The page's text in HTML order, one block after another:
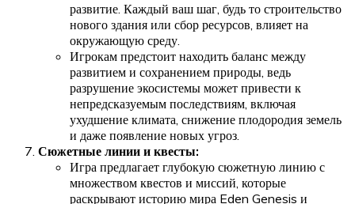
развитие. Каждый ваш шаг, будь то строительство
нового здания или сбор ресурсов, влияет на
окружающую среду.
Игрокам предстоит находить баланс между
развитием и сохранением природы, ведь
разрушение экосистемы может привести к
непредсказуемым последствиям, включая
ухудшение климата, снижение плодородия земель
и даже появление новых угроз.
Сюжетные линии и квесты:
Игра предлагает глубокую сюжетную линию с
множеством квестов и миссий, которые
раскрывают историю мира Eden Genesis и